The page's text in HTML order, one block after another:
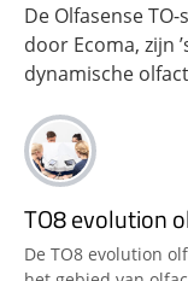
De Olfasense
door Ecoma, zijn
dynamische
TO8 evolution
De TO8 evolution